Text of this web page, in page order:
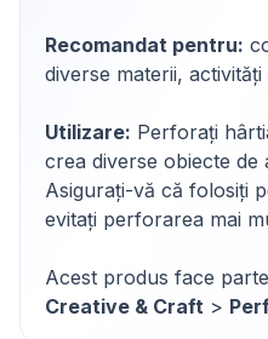
Recomandat pentru:
diverse materii,
Utilizare: Perforați
crea diverse obiecte de
Asigurați-vă că folosiți
evitați perforarea mai
Acest produs face
Creative & Craft >